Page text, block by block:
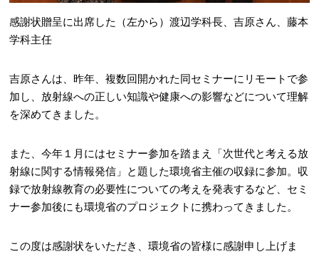
感謝状贈呈に出席した（左から）渡辺学科長、吉原さん、藤本
学科主任
吉原さんは、昨年、複数回開かれた同セミナーにリモートで参
加し、放射線への正しい知識や健康への影響などについて理解
を深めてきました。
また、今年１月にはセミナー参加を踏まえ「次世代と考える放
射線に関する情報発信」と題した環境省主催の収録に参加。収
録で放射線教育の必要性についての考えを発表するなど、セミ
ナー参加後にも環境省のプロジェクトに携わってきました。
この度は感謝状をいただき、環境省の皆様に感謝申し上げま